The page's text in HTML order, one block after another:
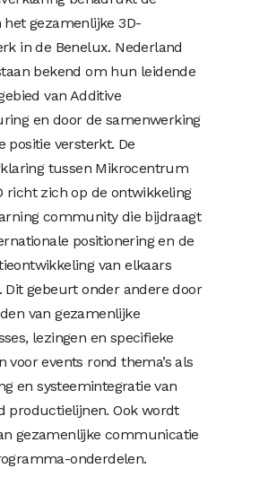
het gezamenlijke 3D-
in de Benelux. Nederland
bekend om hun leidende
van Additive
en door de samenwerking
positie versterkt. De
tussen Mikrocentrum
richt zich op de ontwikkeling
community die bijdraagt
positionering en de
van elkaars
Dit gebeurt onder andere door
van gezamenlijke
lezingen en specifieke
voor events rond thema’s als
en systeemintegratie van
productielijnen. Ook wordt
gezamenlijke communicatie
onderdelen.